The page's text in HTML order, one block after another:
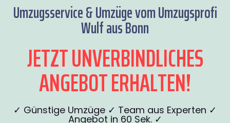
Umzugsservice & Umzüge vom Umzugsprofi
Wulf aus Bonn
JETZT UNVERBINDLICHES
ANGEBOT ERHALTEN!
✓ Günstige Umzüge ✓ Team aus Experten ✓
Angebot in 60 Sek. ✓